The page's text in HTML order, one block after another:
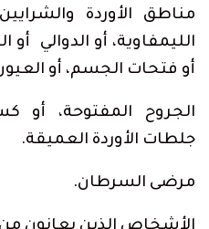
مناطق الأوردة
الليمفاوية، أو الدوالي أو
أو فتحات الجسم، أو
الجروح المفتوحة، أو
جلطات الأوردة العميقة.
مرضى السرطان.